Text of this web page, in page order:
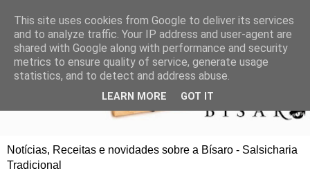
Notícias, Receitas e novidades sobre a Bísaro - Salsicharia
Tradicional
This site uses cookies from Google to deliver its services
and to analyze traffic. Your IP address and user-agent are
shared with Google along with performance and security
metrics to ensure quality of service, generate usage
statistics, and to detect and address abuse.
LEARN MORE GOT IT